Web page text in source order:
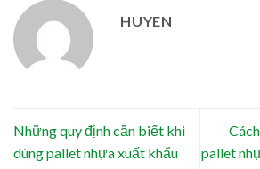
HUYEN
Những quy định cần biết khi
dùng pallet nhựa xuất khẩu
pallet